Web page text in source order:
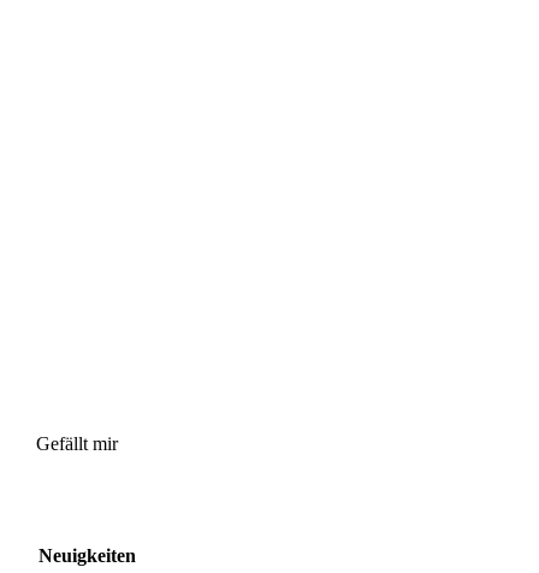
Gefällt mir
Neuigkeiten